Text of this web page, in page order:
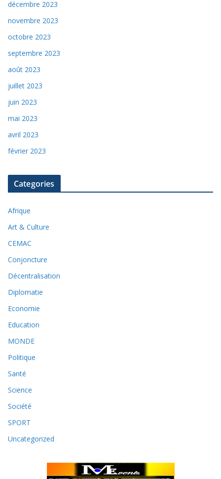
décembre 2023
novembre 2023
octobre 2023
septembre 2023
août 2023
juillet 2023
juin 2023
mai 2023
avril 2023
février 2023
Categories
Afrique
Art & Culture
CEMAC
Conjoncture
Décentralisation
Diplomatie
Economie
Education
MONDE
Politique
Santé
Science
Société
SPORT
Uncategorized